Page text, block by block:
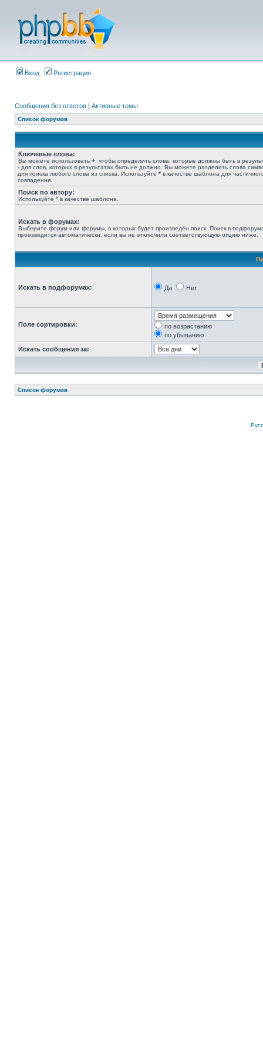
Вход Регистрация
Сообщения без ответов | Активные темы
Список форумов
Ключевые слова:
Вы можете использовать + , чтобы определить слова, которые должны быть в
- для слов, которых в результатах быть не должно. Вы можете разделить слова
для поиска любого слова из списка. Используйте * в качестве шаблона для
совпадения.
Поиск по автору:
Используйте * в качестве шаблона.
Искать в форумах:
Выберите форум или форумы, в которых будет произведён поиск. Поиск в
производится автоматически, если вы не отключили соответствующую опцию ниже.
Искать в подфорумах: Да Нет
Поле сортировки:
по возрастанию
по убыванию
Искать сообщения за:
Список форумов